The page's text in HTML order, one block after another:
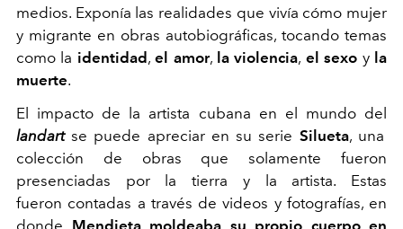
medios. Exponía las realidades que vivía cómo mujer
y migrante en obras autobiográficas, tocando temas
como la identidad,el amor, la violencia, el sexo y la
muerte.
El impacto de la artista cubana en el mundo del
landartse puede apreciar en su serie Silueta, una
colección de obras que solamente fueron
presenciadas por la tierra y la artista. Estas
fueron contadas a través de videos y fotografías, en
donde Mendieta moldeaba su propio cuerpo en